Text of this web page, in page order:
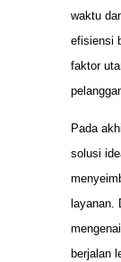
waktu
efisiensi
faktor
Pada
solusi
layanan.
berjalan